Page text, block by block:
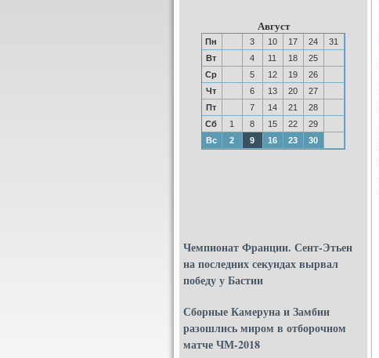
Август
Пн 3 10 17 24
31
Вт
4 11 18
25
Ср
5 12 19
26
Чт
6 13 20
27
Пт
7 14 21
28
Сб
1 8 15 22
29
Вс
2 9 16 23 30
Чемпионат Франции. Сент-Этьен
на последних секундах вырвал
победу у Бастии
Сборные Камеруна и Замбии
разошлись миром в отборочном
матче ЧМ-2018